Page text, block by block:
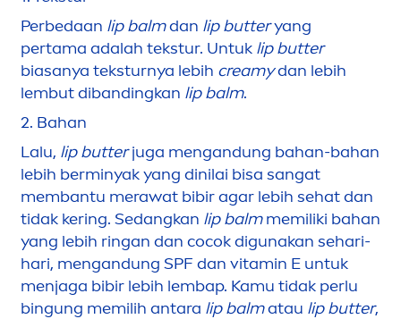
Perbedaan lipbalmdan lip butteryang
pertama adalah tekstur. Untuk lip butter
biasanya teksturnya lebih creamydan lebih
lembut dibandingkan lipbalm.
2. Bahan
Lalu, lip butterjuga mengandung bahan-bahan
lebih berminyak yang dinilai bisa sangat
membantu merawat bibir agar lebih sehat dan
tidak kering. Sedangkan lipbalmmemiliki bahan
yang lebih ringan dan cocok digunakan sehari-
hari, mengandung SPF dan vitamin E untuk
menjaga bibir lebih lembap. Kamu tidak perlu
bingung memilih antara lipbalmatau lip butter,